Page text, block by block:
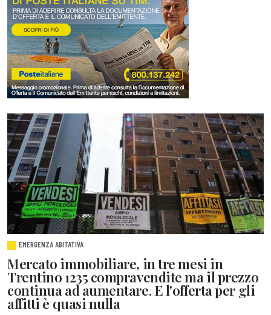
EMERGENZA ABITATIVA
Mercato immobiliare, in tre mesi in
Trentino 1235 compravendite ma il prezzo
continua ad aumentare. E l'offerta per gli
affitti è quasi nulla